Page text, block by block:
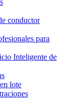
conductor
para
Inteligente de
lote